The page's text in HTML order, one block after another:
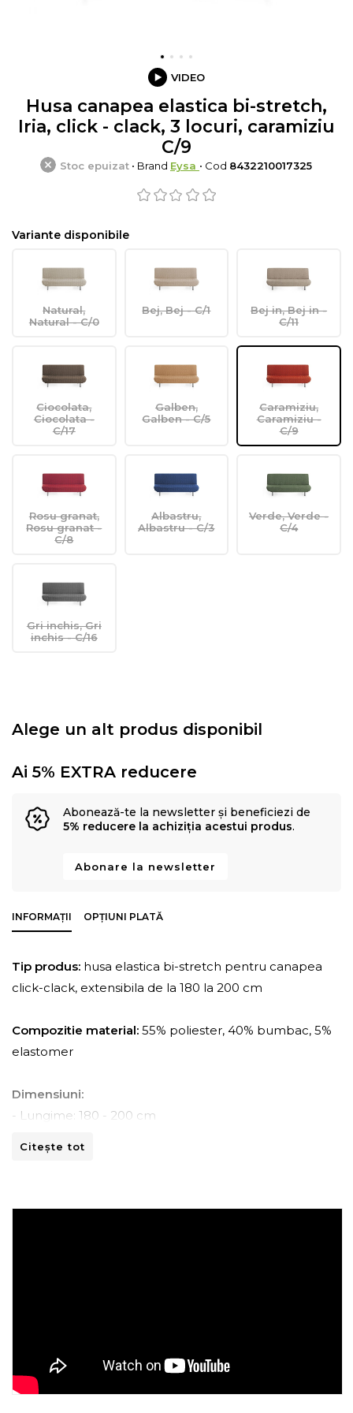
VIDEO
Husa canapea elastica bi-stretch,
Iria, click - clack, 3 locuri, caramiziu
C/9
Stoc epuizat • Brand Eysa • Cod 8432210017325
Variante disponibile
Natural,
Natural - C/0
Bej, Bej - C/1
Bej in, Bej in -
C/11
Ciocolata,
Ciocolata -
C/17
Galben,
Galben - C/5
Caramiziu,
Caramiziu -
C/9
Rosu granat,
Rosu granat -
C/8
Albastru,
Albastru - C/3
Verde, Verde -
C/4
Gri inchis, Gri
inchis - C/16
Alege un alt produs disponibil
Ai 5% EXTRA reducere
Abonează-te la newsletter și beneficiezi de
5% reducere la achiziția acestui produs.
Abonare la newsletter
INFORMAȚII OPȚIUNI PLATĂ
Tip produs: husa elastica bi-stretch pentru canapea
click-clack, extensibila de la 180 la 200 cm
Compozitie material: 55% poliester, 40% bumbac, 5%
elastomer
Dimensiuni:
- Lungime: 180 - 200 cm
- Evitati contactul direct cu benzi de fixare automata
sau alte elemente ascutite.
Citește tot